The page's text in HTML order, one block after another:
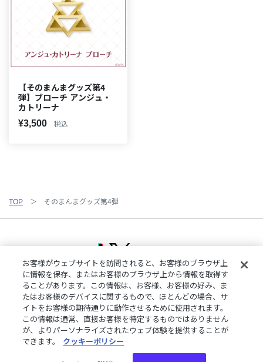
【そのまんまグッズ第4
弾】ブローチ アンジュ・
カトリーナ
¥3,500 税込
TOP そのまんまグッズ第4弾
ご利用規約プライバシーポリシー
特定商取引法に基づく表記
ご利用ガイドよくある質問お問い合わせにじさんじ公式サイト
クッキーの詳細
お客様がウェブサイトを訪問されると、お客様のブラウザ上
に情報を保存、またはお客様のブラウザ上から情報を取得す
ることがあります。この情報は、お客様、お客様の好み、ま
たはお客様のデバイスに関するもので、ほとんどの場合、サ
イトをお客様の期待通りに動作させるために使用されます。
この情報は通常、直接お客様を特定するものではありません
が、よりパーソナライズされたウェブ体験を提供することが
できます。
クッキーポリシー